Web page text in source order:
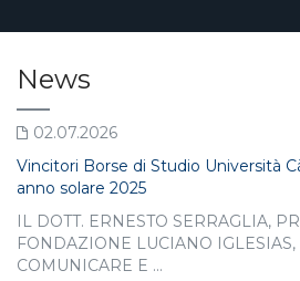
News
02.07.2026
Vincitori Borse di Studio Università
anno solare 2025
IL DOTT. ERNESTO SERRAGLIA,
FONDAZIONE LUCIANO
COMUNICARE E ...